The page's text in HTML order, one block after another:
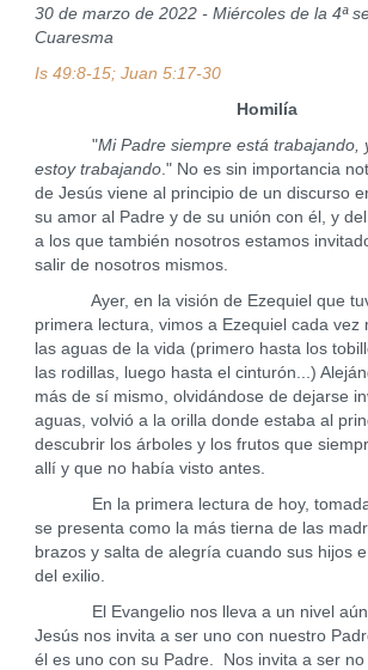
30 de marzo de 2022 - Miércoles de la 4ª
Cuaresma
Is 49:8-15; Juan 5:17-30
Homilía
"Mi Padre siempre está trabajando,
estoy trabajando." No es sin importancia
de Jesús viene al principio de un discurso
su amor al Padre y de su unión con él, y
a los que también nosotros estamos
salir de nosotros mismos.
Ayer, en la visión de Ezequiel que
primera lectura, vimos a Ezequiel cada vez
las aguas de la vida (primero hasta los
las rodillas, luego hasta el cinturón...)
más de sí mismo, olvidándose de dejarse
aguas, volvió a la orilla donde estaba al
descubrir los árboles y los frutos que
allí y que no había visto antes.
En la primera lectura de hoy, tomada
se presenta como la más tierna de las
brazos y salta de alegría cuando sus hijos
del exilio.
El Evangelio nos lleva a un nivel aún
Jesús nos invita a ser uno con nuestro
él es uno con su Padre. Nos invita a ser no